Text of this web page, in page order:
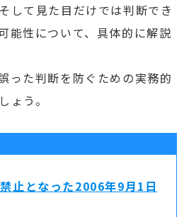
して見た目だけでは判断でき
能性について、具体的に解説
った判断を防ぐための実務的
ょう。
止となった2006年9月1日